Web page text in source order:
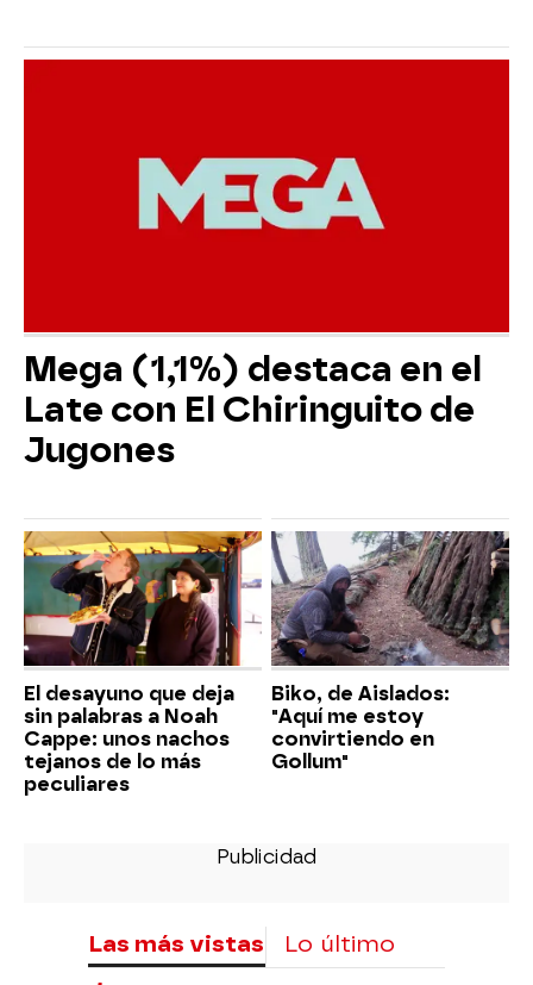
Mega (1,1%) destaca en el
Late con El Chiringuito de
Jugones
El desayuno que deja
sin palabras a Noah
Cappe: unos nachos
tejanos de lo más
peculiares
Biko, de Aislados:
"Aquí me estoy
convirtiendo en
Gollum"
Las más vistas Lo último